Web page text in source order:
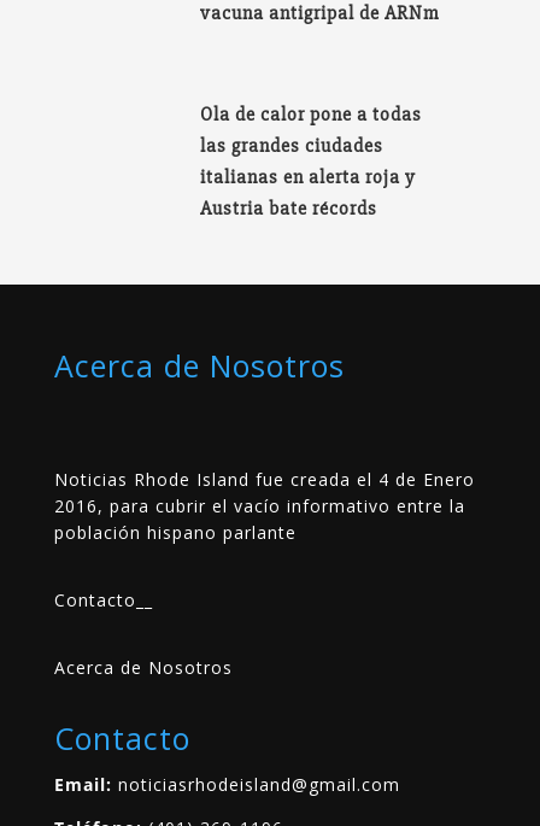
vacuna antigripal de ARNm
Ola de calor pone a todas
las grandes ciudades
italianas en alerta roja y
Austria bate récords
Acerca de Nosotros
Noticias Rhode Island fue creada el 4 de Enero
2016, para cubrir el vacío informativo entre la
población hispano parlante
Contacto
Acerca de Nosotros
Contacto
Email: noticiasrhodeisland@gmail.com